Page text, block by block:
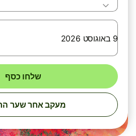
9 באוגוסט 2026
שלחו כסף
מעקב אחר שער